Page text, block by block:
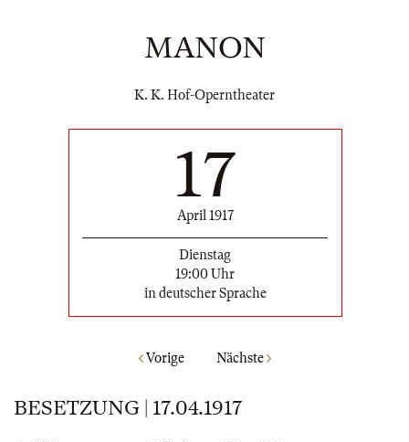
MANON
K. K. Hof-Operntheater
17
April 1917
Dienstag
19:00 Uhr
in deutscher Sprache
Vorige Nächste
BESETZUNG | 17.04.1917